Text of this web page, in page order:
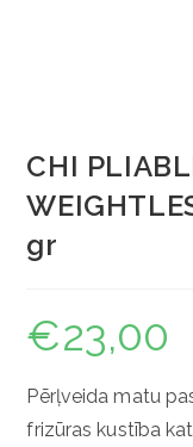
CHI
gr
€23,00
Pērļveida matu
frizūras kustība